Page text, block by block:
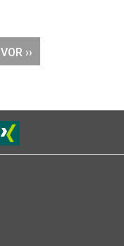
NÄCHSTE
SEITE
VOR ››